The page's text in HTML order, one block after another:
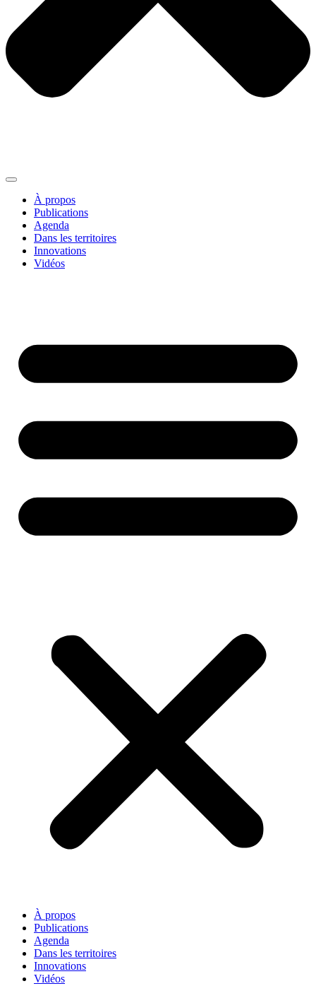
À propos
Publications
Agenda
Dans les territoires
Innovations
Vidéos
À propos
Publications
Agenda
Dans les territoires
Innovations
Vidéos